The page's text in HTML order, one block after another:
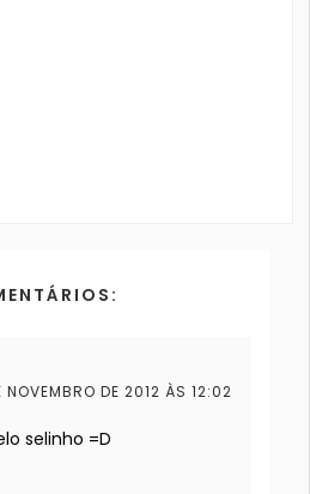
NOVEMBRO DE 2012 ÀS 12:02
selinho =D